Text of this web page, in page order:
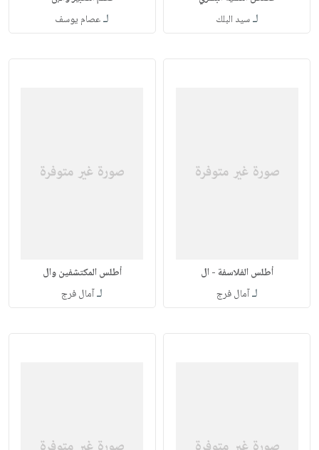
لـسيد البلك لـعصام يوسف
أطلس الفلاسفة - ال
لـآمال فرج
أطلس المكتشفين وال
لـآمال فرج